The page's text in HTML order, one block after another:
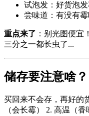
试泡发：好货泡
尝味道：有没有
重点来了 ：别光图便宜
三分之一都长虫了...
储存要注意啥？
买回来不会存，再好的
（会长霉） 2. 高温（